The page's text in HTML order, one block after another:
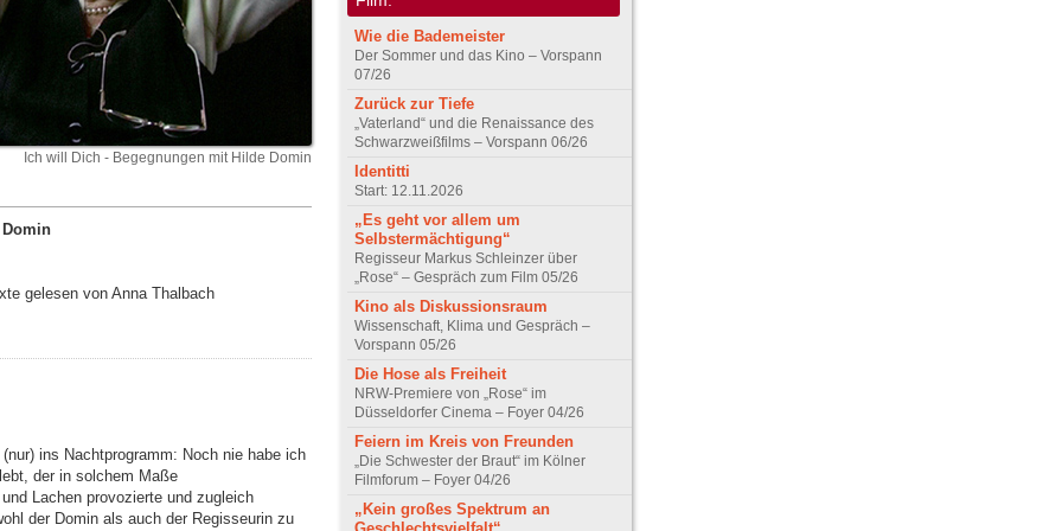
Ich will Dich - Begegnungen mit Hilde Domin
gelesen von Anna Thalbach
ins Nachtprogramm: Noch nie habe ich
der in solchem Maße
Lachen provozierte und zugleich
der Domin als auch der Regisseurin zu
Wie die Bademeister
Der Sommer und das Kino – Vorspann
07/26
Zurück zur Tiefe
„Vaterland“ und die Renaissance des
Schwarzweißfilms – Vorspann 06/26
Identitti
Start: 12.11.2026
„Es geht vor allem um
Selbstermächtigung“
Regisseur Markus Schleinzer über
„Rose“ – Gespräch zum Film 05/26
Kino als Diskussionsraum
Wissenschaft, Klima und Gespräch –
Vorspann 05/26
Die Hose als Freiheit
NRW-Premiere von „Rose“ im
Düsseldorfer Cinema – Foyer 04/26
Feiern im Kreis von Freunden
„Die Schwester der Braut“ im Kölner
Filmforum – Foyer 04/26
„Kein großes Spektrum an